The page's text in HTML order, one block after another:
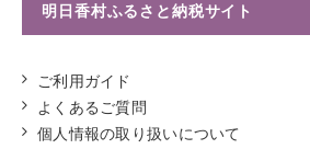
明日香村ふるさと納税サイト
ご利用ガイド
よくあるご質問
個人情報の取り扱いについて